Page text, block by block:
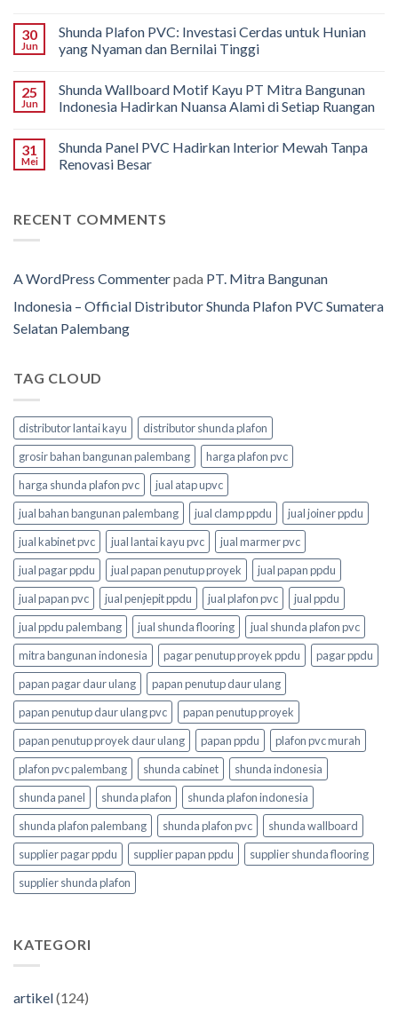
30
Jun
Shunda Plafon PVC: Investasi Cerdas untuk Hunian
yang Nyaman dan Bernilai Tinggi
25
Jun
Shunda Wallboard Motif Kayu PT Mitra Bangunan
Indonesia Hadirkan Nuansa Alami di Setiap Ruangan
31
Mei
Shunda Panel PVC Hadirkan Interior Mewah Tanpa
Renovasi Besar
RECENT COMMENTS
A WordPress Commenterpada PT. Mitra Bangunan
Indonesia – Official Distributor Shunda Plafon PVC Sumatera
Selatan Palembang
TAG CLOUD
distributor lantai kayu
distributor shunda plafon
grosir bahan bangunan palembang
harga plafon pvc
harga shunda plafon pvc
jual atap upvc
jual bahan bangunan palembang
jual clamp ppdu
jual joiner ppdu
jual kabinet pvc
jual lantai kayu pvc
jual marmer pvc
jual pagar ppdu
jual papan penutup proyek
jual papan ppdu
jual papan pvc
jual penjepit ppdu jual plafon pvc
jual ppdu
jual ppdu palembang
jual shunda flooring
jual shunda plafon pvc
mitra bangunan indonesia
pagar penutup proyek ppdu
pagar ppdu
papan pagar daur ulang
papan penutup daur ulang
papan penutup daur ulang pvc
papan penutup proyek
papan penutup proyek daur ulang
papan ppdu
plafon pvc murah
plafon pvc palembang
shunda cabinet
shunda indonesia
shunda panel
shunda plafon
shunda plafon indonesia
shunda plafon palembang
shunda plafon pvc
shunda wallboard
supplier pagar ppdu
supplier papan ppdu
supplier shunda flooring
supplier shunda plafon
KATEGORI
artikel(124)